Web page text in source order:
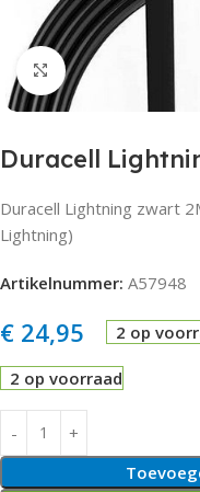
Click to enlarge
Duracell
Duracell Lightning zwart
Lightning)
Artikelnummer: A57948
€ 24,95 2 op
2 op voorraad